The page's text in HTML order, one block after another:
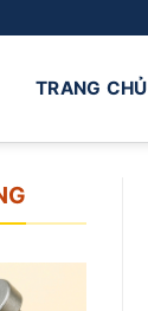
TRANG CHỦ